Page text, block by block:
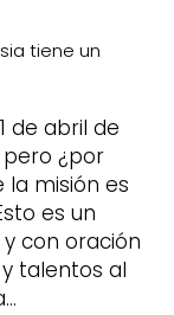
tiene un
de abril de
pero ¿por
la misión es
es un
con oración
talentos al